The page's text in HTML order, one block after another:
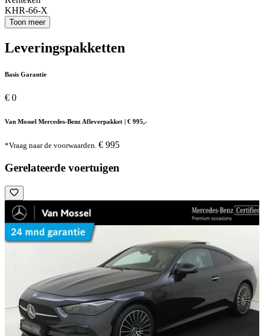
KHR-66-X
Toon meer
Leveringspakketten
Basis Garantie
€ 0
Van Mossel Mercedes-Benz Afleverpakket | € 995,-
*Vraag naar de voorwaarden. € 995
Gerelateerde voertuigen